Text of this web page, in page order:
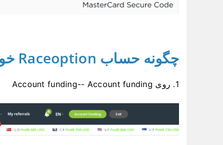
چگونه حساب Raceoption خود را تامین مالی کنم؟
1. روی Account funding-- Account funding